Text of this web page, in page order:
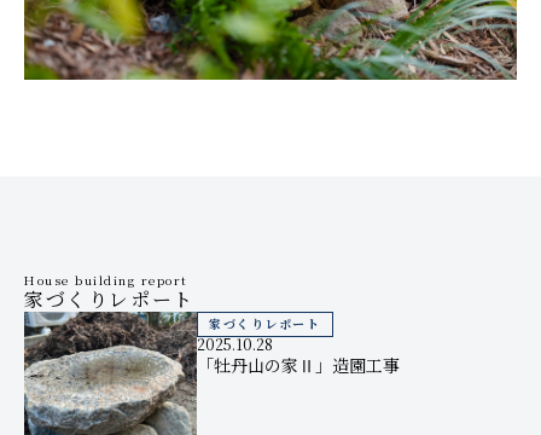
House building report
家づくりレポート
家づくりレポート
2025.10.28
「牡丹山の家Ⅱ」造園工事